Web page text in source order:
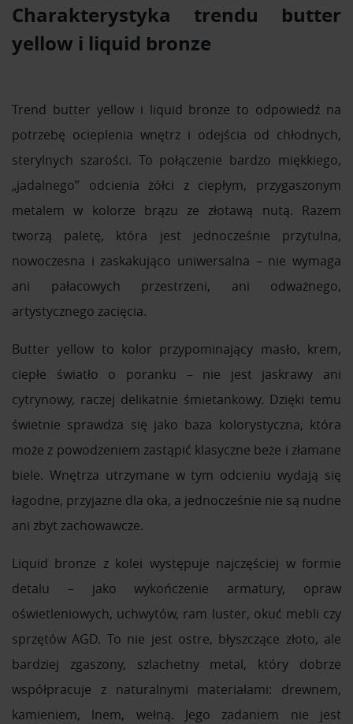
Charakterystyka trendu butter
yellow i liquid bronze
Trend butter yellow i liquid bronze to odpowiedź na
potrzebę ocieplenia wnętrz i odejścia od chłodnych,
sterylnych szarości. To połączenie bardzo miękkiego,
„jadalnego” odcienia żółci z ciepłym, przygaszonym
metalem w kolorze brązu ze złotawą nutą. Razem
tworzą paletę, która jest jednocześnie przytulna,
nowoczesna i zaskakująco uniwersalna – nie wymaga
ani pałacowych przestrzeni, ani odważnego,
artystycznego zacięcia.
Butter yellow to kolor przypominający masło, krem,
ciepłe światło o poranku – nie jest jaskrawy ani
cytrynowy, raczej delikatnie śmietankowy. Dzięki temu
świetnie sprawdza się jako baza kolorystyczna, która
może z powodzeniem zastąpić klasyczne beże i złamane
biele. Wnętrza utrzymane w tym odcieniu wydają się
łagodne, przyjazne dla oka, a jednocześnie nie są nudne
ani zbyt zachowawcze.
Liquid bronze z kolei występuje najczęściej w formie
detalu – jako wykończenie armatury, opraw
oświetleniowych, uchwytów, ram luster, okuć mebli czy
sprzętów AGD. To nie jest ostre, błyszczące złoto, ale
bardziej zgaszony, szlachetny metal, który dobrze
współpracuje z naturalnymi materiałami: drewnem,
kamieniem, lnem, wełną. Jego zadaniem nie jest